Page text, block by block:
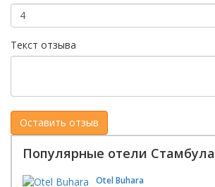
Текст отзыва
Популярные отели Стамбула
Otel Buhara